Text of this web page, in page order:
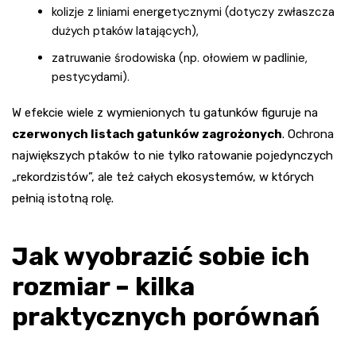
kolizje z liniami energetycznymi (dotyczy zwłaszcza
dużych ptaków latających),
zatruwanie środowiska (np. ołowiem w padlinie,
pestycydami).
W efekcie wiele z wymienionych tu gatunków figuruje na
czerwonych listach gatunków zagrożonych. Ochrona
największych ptaków to nie tylko ratowanie pojedynczych
„rekordzistów”, ale też całych ekosystemów, w których
pełnią istotną rolę.
Jak wyobrazić sobie ich
rozmiar – kilka
praktycznych porównań